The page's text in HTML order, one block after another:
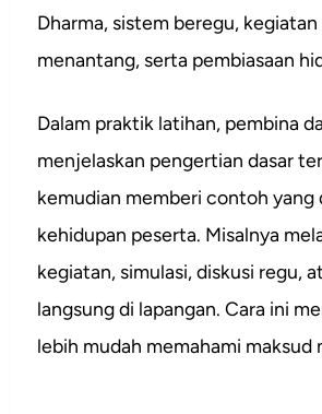
Dharma, sistem beregu,
menantang, serta pembiasaan
Dalam praktik latihan, pembina
menjelaskan pengertian dasar
kemudian memberi contoh yang
kehidupan peserta. Misalnya
kegiatan, simulasi, diskusi regu,
langsung di lapangan. Cara ini
lebih mudah memahami maksud